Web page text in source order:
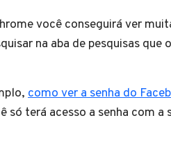
você conseguirá ver
na aba de pesquisas que
como ver a senha do
só terá acesso a senha com